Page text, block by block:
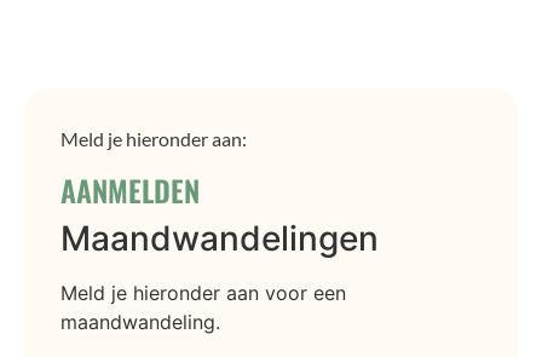
Meld je hieronder aan:
AANMELDEN
Maandwandelingen
Meld je hieronder aan voor een
maandwandeling.